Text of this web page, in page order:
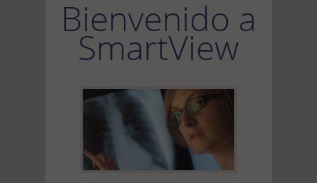
Bienvenido a
SmartView